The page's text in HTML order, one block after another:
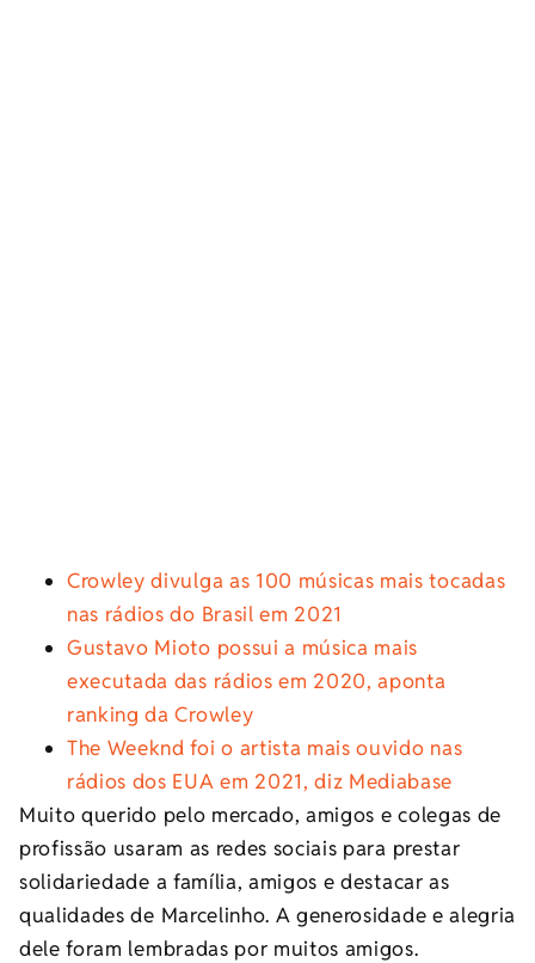
Crowley divulga as 100 músicas mais tocadas
nas rádios do Brasil em 2021
Gustavo Mioto possui a música mais
executada das rádios em 2020, aponta
ranking da Crowley
The Weeknd foi o artista mais ouvido nas
rádios dos EUA em 2021, diz Mediabase
Muito querido pelo mercado, amigos e colegas de
profissão usaram as redes sociais para prestar
solidariedade a família, amigos e destacar as
qualidades de Marcelinho. A generosidade e alegria
dele foram lembradas por muitos amigos.